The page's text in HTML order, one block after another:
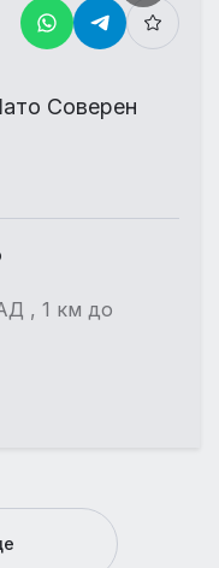
Соверен
, 1 км до